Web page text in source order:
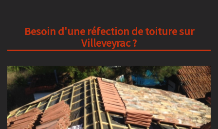
Besoin d'une réfection de toiture sur
Villeveyrac ?